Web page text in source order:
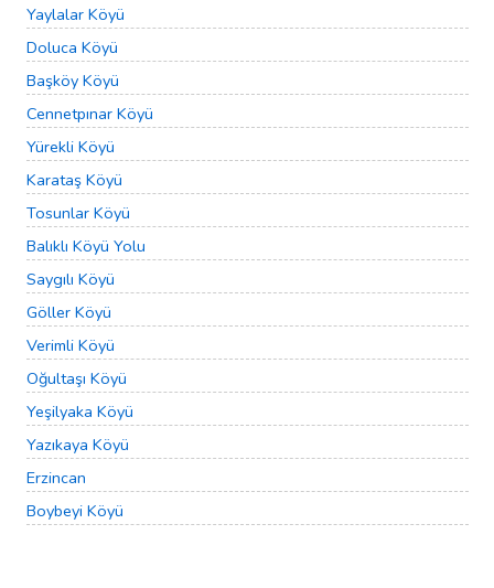
Yaylalar Köyü
Doluca Köyü
Başköy Köyü
Cennetpınar Köyü
Yürekli Köyü
Karataş Köyü
Tosunlar Köyü
Balıklı Köyü Yolu
Saygılı Köyü
Göller Köyü
Verimli Köyü
Oğultaşı Köyü
Yeşilyaka Köyü
Yazıkaya Köyü
Erzincan
Boybeyi Köyü